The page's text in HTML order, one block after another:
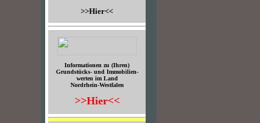
>>Hier<<
Informationen zu (Ihren)
Grundstücks- und Immobilien-
werten im Land
Nordrhein-Westfalen
>>Hier<<